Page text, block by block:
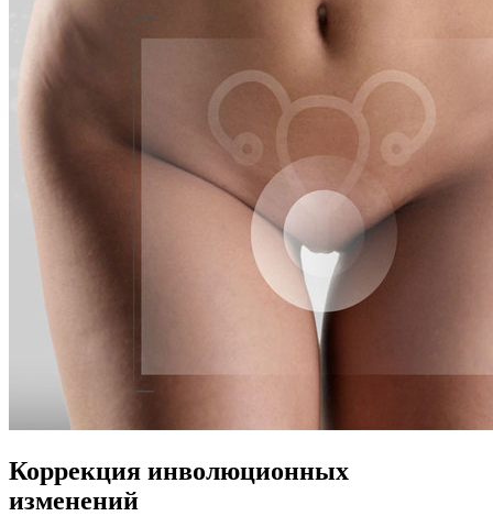
Коррекция инволюционных
изменений